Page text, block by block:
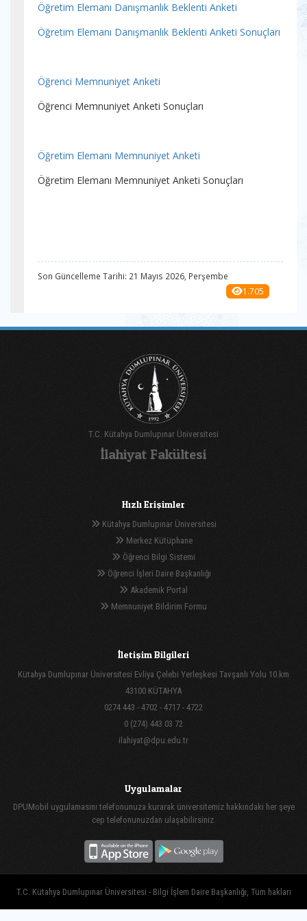
Öğretim Elemanı Danışmanlık Beklenti Anketi
Öğretim Elemanı Danışmanlık Beklenti Anketi Sonuçları
Öğrenci Memnuniyet Anketi
Öğrenci Memnuniyet Anketi Sonuçları
Öğretim Elemanı Memnuniyet Anketi
Öğretim Elemanı Memnuniyet Anketi Sonuçları
Son Güncelleme Tarihi: 21 Mayıs 2026, Perşembe
1.705
T.C. Kütahya Dumlupınar Üniversitesi
İlahiyat Fakültesi
Hızlı Erişimler
Kütahya Dumlupınar Üniversitesi
Merkez Kütüphane
Öğrenci Bilgi Sistemi
Öğrenci İşleri Daire Başkanlığı
Akademik Portal
Memnuniyet Bildirim Formu
İletişim Bilgileri
Kütahya Dumlupınar Üniversitesi Evliya Çelebi Yerleşkesi Tavşanlı Yolu 10.km
43100 KÜTAHYA
0274 443 - 4702 - 4717 - 4722
0 (274) 443 03 72
ilahiyat@dpu.edu.tr
Uygulamalar
DPUMobil uygulamasını telefonunuza kurarak üniversitemiz hakkındaki her şeye
cep telefonunuzdan ulaşabilirsiniz.
T.C. Kütahya Dumlupınar Üniversitesi - Bilgi İşlem Daire Başkanlığı, Tüm hakları